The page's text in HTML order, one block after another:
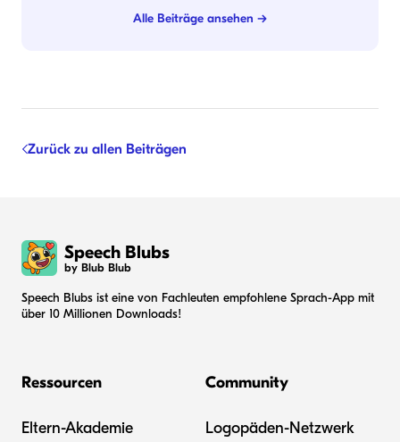
Alle Beiträge ansehen →
Zurück zu allen Beiträgen
Speech Blubs
by Blub Blub
Speech Blubs ist eine von Fachleuten empfohlene Sprach-App mit
über 10 Millionen Downloads!
Ressourcen
Eltern-Akademie
Community
Logopäden-Netzwerk